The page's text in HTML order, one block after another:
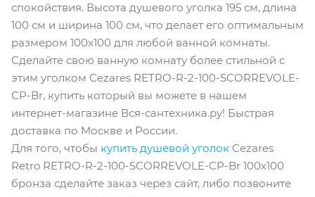
спокойствия. Высота душевого уголка 195 см, длина
100 см и ширина 100 см, что делает его оптимальным
размером 100x100 для любой ванной комнаты.
Сделайте свою ванную комнату более стильной с
этим уголком Cezares RETRO-R-2-100-SCORREVOLE-
CP-Br, купить который вы можете в нашем
интернет-магазине Вся-сантехника.ру! Быстрая
доставка по Москве и России.
Для того, чтобы купить душевой уголок Cezares
Retro RETRO-R-2-100-SCORREVOLE-CP-Br 100х100
бронза сделайте заказ через сайт, либо позвоните